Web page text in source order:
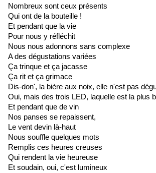
Nombreux sont ceux présents
Qui ont de la bouteille !
Et pendant que la vie
Pour nous y réfléchit
Nous nous adonnons sans complexe
A des dégustations variées
Ça trinque et ça jacasse
Ça rit et ça grimace
Dis-don', la bière aux noix, elle n'est pas
Oui, mais des trois LED, laquelle est la plus
Et pendant que de vin
Nos panses se repaissent,
Le vent devin là-haut
Nous souffle quelques mots
Remplis ces heures creuses
Qui rendent la vie heureuse
Et soudain, oui, c'est lumineux